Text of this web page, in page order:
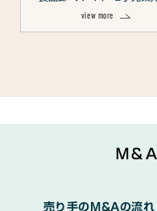
view more
Ｍ＆
売り手のM&Aの流れ